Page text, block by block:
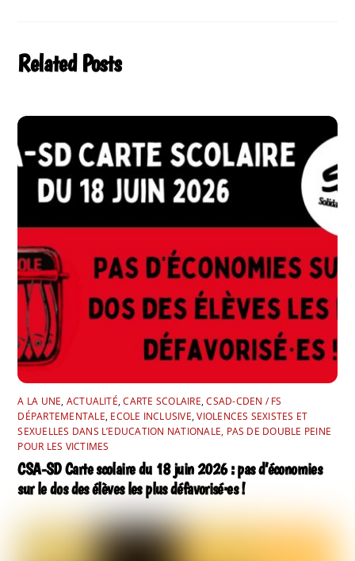
Related Posts
A LA UNE, ACTUALITÉ,CARTE SCOLAIRE,CSAD-CDEN / FS
DÉPARTEMENTALE, ECOLE INCLUSIVE,VIOLENCES SEXISTES ET
SEXUELLES DANS L’EDUCATION NATIONALE, PAS DE DOUBLE PEINE
POUR LES VICTIMES
CSA-SD Carte scolaire du 18 juin 2026 : pas d’économies
sur le dos des élèves les plus défavorisé·es !